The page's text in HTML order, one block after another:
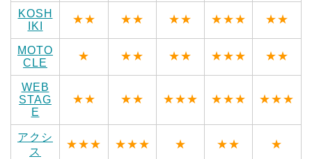
KOSH
IKI
★★ ★★ ★★ ★★★ ★★
MOTO
CLE
★ ★★ ★★ ★★★ ★★
WEB
STAG
E
★★ ★★ ★★★ ★★★ ★★★
アクシ
ス
★★★ ★★★ ★ ★★ ★